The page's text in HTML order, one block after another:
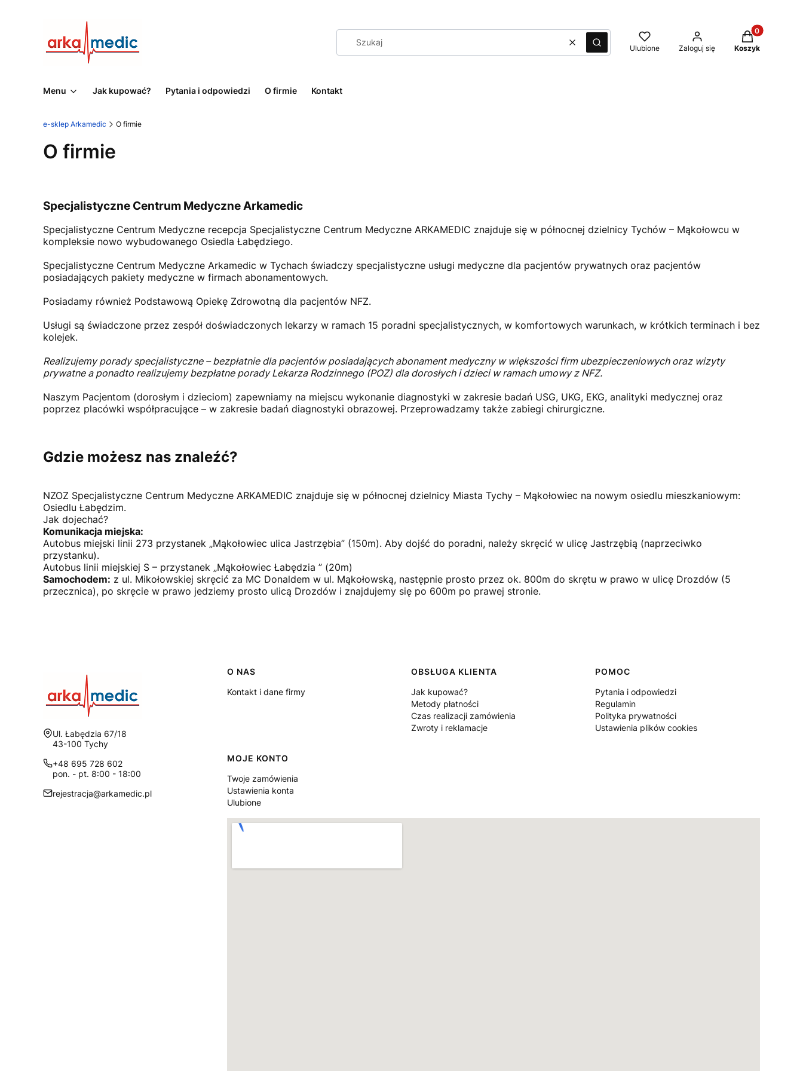
WyczyśćSzukaj Ulubione Zaloguj się
Produkty w
Koszyk
Menu Jak kupować? Pytania i odpowiedzi O firmie Kontakt
e-sklep Arkamedic O firmie
O firmie
Specjalistyczne Centrum Medyczne Arkamedic
Specjalistyczne Centrum Medyczne recepcja Specjalistyczne Centrum Medyczne ARKAMEDIC znajduje się w północnej dzielnicy Tychów – Mąkołowcu w
kompleksie nowo wybudowanego Osiedla Łabędziego.
Specjalistyczne Centrum Medyczne Arkamedic w Tychach świadczy specjalistyczne usługi medyczne dla pacjentów prywatnych oraz pacjentów
posiadających pakiety medyczne w firmach abonamentowych.
Posiadamy również Podstawową Opiekę Zdrowotną dla pacjentów NFZ.
Usługi są świadczone przez zespół doświadczonych lekarzy w ramach 15 poradni specjalistycznych, w komfortowych warunkach, w krótkich terminach i bez
kolejek.
Realizujemy porady specjalistyczne – bezpłatnie dla pacjentów posiadających abonament medyczny w większości firm ubezpieczeniowych oraz wizyty
prywatne a ponadto realizujemy bezpłatne porady Lekarza Rodzinnego (POZ) dla dorosłych i dzieci w ramach umowy z NFZ.
Naszym Pacjentom (dorosłym i dzieciom) zapewniamy na miejscu wykonanie diagnostyki w zakresie badań USG, UKG, EKG, analityki medycznej oraz
poprzez placówki współpracujące – w zakresie badań diagnostyki obrazowej. Przeprowadzamy także zabiegi chirurgiczne.
Gdzie możesz nas znaleźć?
NZOZ Specjalistyczne Centrum Medyczne ARKAMEDIC znajduje się w północnej dzielnicy Miasta Tychy – Mąkołowiec na nowym osiedlu mieszkaniowym:
Osiedlu Łabędzim.
Jak dojechać?
Komunikacja miejska:
Autobus miejski linii 273 przystanek „Mąkołowiec ulica Jastrzębia” (150m). Aby dojść do poradni, należy skręcić w ulicę Jastrzębią (naprzeciwko
przystanku).
Autobus linii miejskiej S – przystanek „Mąkołowiec Łabędzia ” (20m)
Samochodem: z ul. Mikołowskiej skręcić za MC Donaldem w ul. Mąkołowską, następnie prosto przez ok. 800m do skrętu w prawo w ulicę Drozdów (5
przecznica), po skręcie w prawo jedziemy prosto ulicą Drozdów i znajdujemy się po 600m po prawej stronie.
Adres:
Ul. Łabędzia 67/18
43-100 Tychy
+48 695 728 602
pon. - pt. 8:00 - 18:00
rejestracja@arkamedic.pl
Linki w stopce
O NAS
Kontakt i dane firmy
OBSŁUGA KLIENTA
Jak kupować?
Metody płatności
Czas realizacji zamówienia
Zwroty i reklamacje
POMOC
Pytania i odpowiedzi
Regulamin
Polityka prywatności
Ustawienia plików cookies
MOJE KONTO
Twoje zamówienia
Ustawienia konta
Ulubione